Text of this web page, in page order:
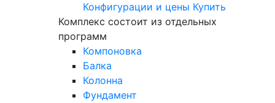
Конфигурации и цены Купить
Комплекс состоит из отдельных
программ
Компоновка
Балка
Колонна
Фундамент